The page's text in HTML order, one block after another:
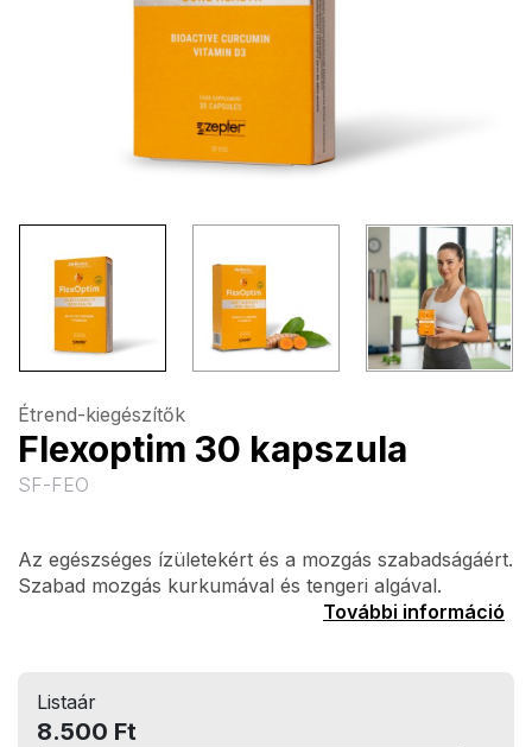
Étrend-kiegészítők
Flexoptim 30 kapszula
SF-FEO
Az egészséges ízületekért és a mozgás szabadságáért.
Szabad mozgás kurkumával és tengeri algával.
További információ
Listaár
8.500 Ft